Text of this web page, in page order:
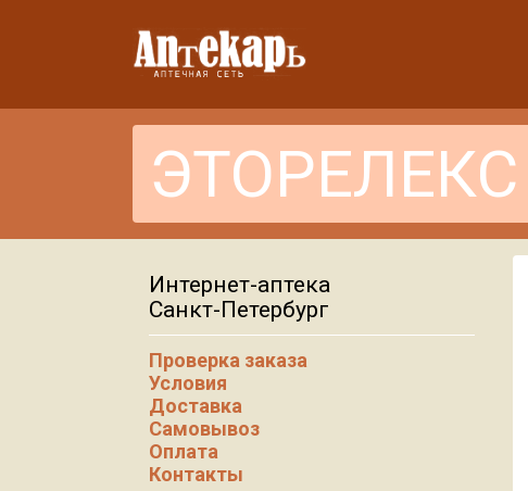
Интернет-аптека
Санкт-Петербург
Проверка заказа
Условия
Доставка
Самовывоз
Оплата
Контакты